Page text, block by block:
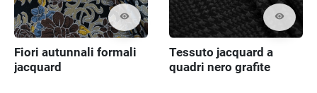
visibility
Fiori autunnali formali
jacquard
visibility
Tessuto jacquard a
quadri nero grafite